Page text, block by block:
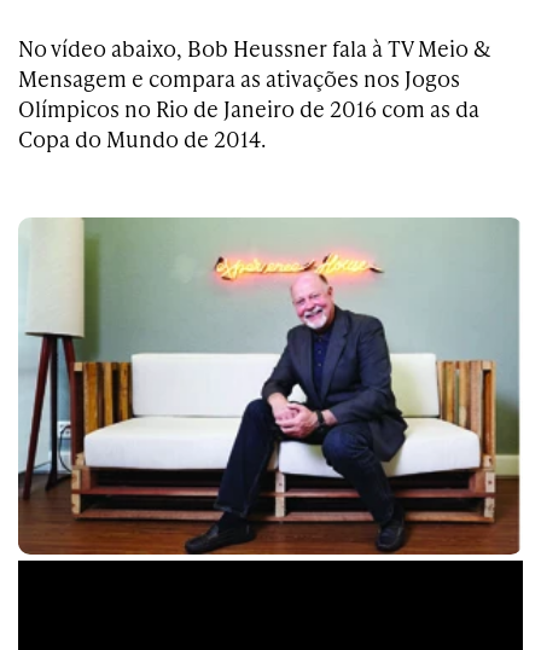
No vídeo abaixo, Bob Heussner fala à TV Meio &
Mensagem e compara as ativações nos Jogos
Olímpicos no Rio de Janeiro de 2016 com as da
Copa do Mundo de 2014.